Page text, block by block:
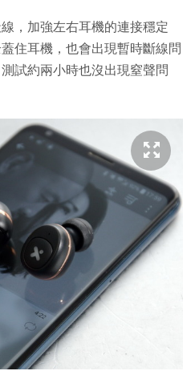
，加強左右耳機的連接穩定
住耳機，也會出現暫時斷線問
試約兩小時也沒出現窒聲問